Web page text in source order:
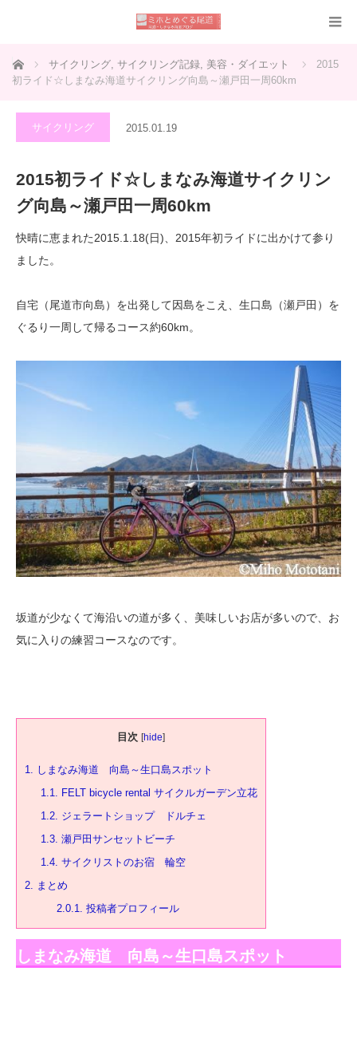
ホーム サイクリング, サイクリング記録, 美容・ダイエット
2015
初ライド☆しまなみ海道サイクリング向島～瀬戸田一周60km
サイクリング 2015.01.19
2015初ライド☆しまなみ海道サイクリン
グ向島～瀬戸田一周60km
快晴に恵まれた2015.1.18(日)、2015年初ライドに出かけて参り
ました。
自宅（尾道市向島）を出発して因島をこえ、生口島（瀬戸田）を
ぐるり一周して帰るコース約60km。
坂道が少なくて海沿いの道が多く、美味しいお店が多いので、お
気に入りの練習コースなのです。
目次 [hide]
1. しまなみ海道 向島～生口島スポット
1.1. FELT bicycle rental サイクルガーデン立花
1.2. ジェラートショップ ドルチェ
1.3. 瀬戸田サンセットビーチ
1.4. サイクリストのお宿 輪空
2. まとめ
2.0.1. 投稿者プロフィール
しまなみ海道 向島～生口島スポット